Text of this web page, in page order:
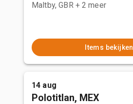
Maltby, GBR + 2 meer
Items bekijken
14 aug
Polotitlan, MEX